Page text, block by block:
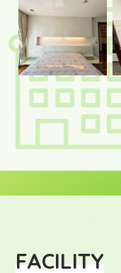
FACILITY